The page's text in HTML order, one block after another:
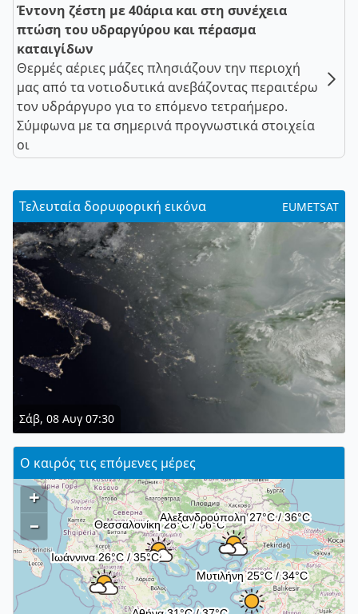
Έντονη ζέστη με 40άρια και στη συνέχεια
πτώση του υδραργύρου και πέρασμα
καταιγίδων
Θερμές αέριες μάζες πλησιάζουν την περιοχή
μας από τα νοτιοδυτικά ανεβάζοντας περαιτέρω
τον υδράργυρο για το επόμενο τετραήμερο.
Σύμφωνα με τα σημερινά προγνωστικά στοιχεία
οι
Τελευταία δορυφορική εικόνα EUMETSAT
Σάβ, 08 Αυγ 07:30
Ο καιρός τις επόμενες μέρες
+
–